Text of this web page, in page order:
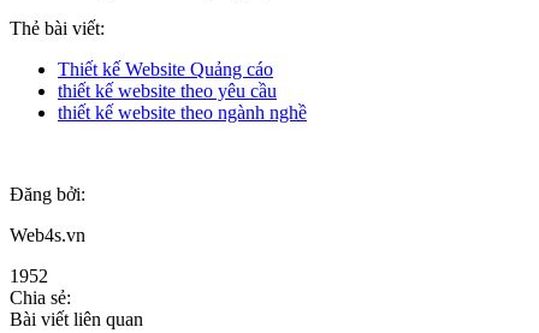
Thẻ bài viết:
Thiết kế Website Quảng cáo
thiết kế website theo yêu cầu
thiết kế website theo ngành nghề
Đăng bởi:
Web4s.vn
1952
Chia sẻ:
Bài viết liên quan